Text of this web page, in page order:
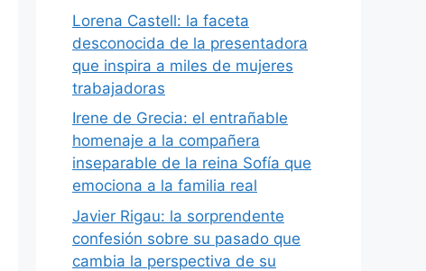
Lorena Castell: la faceta
desconocida de la presentadora
que inspira a miles de mujeres
trabajadoras
Irene de Grecia: el entrañable
homenaje a la compañera
inseparable de la reina Sofía que
emociona a la familia real
Javier Rigau: la sorprendente
confesión sobre su pasado que
cambia la perspectiva de su